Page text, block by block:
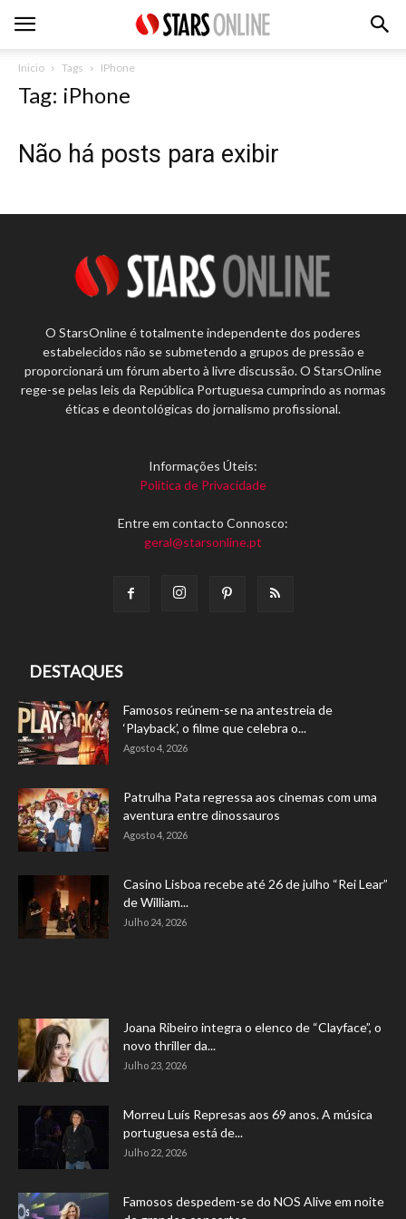
Inicio Tags IPhone
Tag: iPhone
Não há posts para exibir
O StarsOnline é totalmente independente dos poderes
estabelecidos não se submetendo a grupos de pressão e
proporcionará um fórum aberto à livre discussão. O StarsOnline
rege-se pelas leis da República Portuguesa cumprindo as normas
éticas e deontológicas do jornalismo profissional.
Informações Úteis:
Política de Privacidade
Entre em contacto Connosco:
geral@starsonline.pt
DESTAQUES
Famosos reúnem-se na antestreia de
‘Playback’, o filme que celebra o...
Agosto 4, 2026
Patrulha Pata regressa aos cinemas com uma
aventura entre dinossauros
Agosto 4, 2026
Casino Lisboa recebe até 26 de julho “Rei Lear”
de William...
Julho 24, 2026
Joana Ribeiro integra o elenco de “Clayface”, o
novo thriller da...
Julho 23, 2026
Morreu Luís Represas aos 69 anos. A música
portuguesa está de...
Julho 22, 2026
Famosos despedem-se do NOS Alive em noite